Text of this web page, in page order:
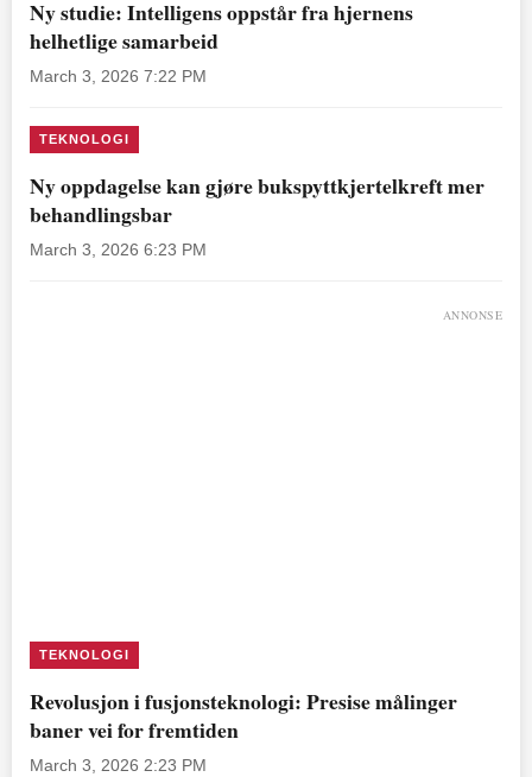
Ny studie: Intelligens oppstår fra hjernens
helhetlige samarbeid
March 3, 2026 7:22 PM
TEKNOLOGI
Ny oppdagelse kan gjøre bukspyttkjertelkreft mer
behandlingsbar
March 3, 2026 6:23 PM
ANNONSE
TEKNOLOGI
Revolusjon i fusjonsteknologi: Presise målinger
baner vei for fremtiden
March 3, 2026 2:23 PM